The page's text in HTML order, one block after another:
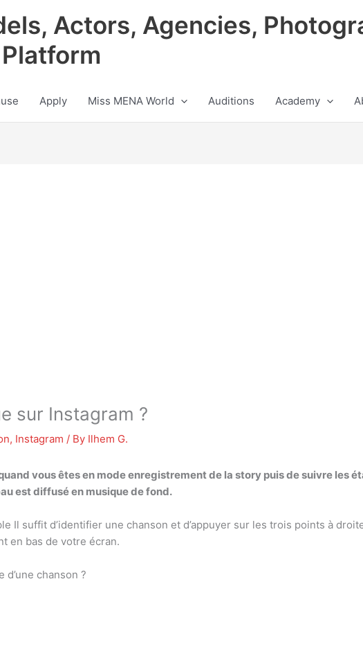
Actors, Agencies,
Apply Miss MENA World Auditions Academy
sur Instagram ?
, Instagram / By Ilhem G.
vous êtes en mode enregistrement de la story puis de suivre les
est diffusé en musique de fond.
Il suffit d’identifier une chanson et d’appuyer sur les trois points à
en bas de votre écran.
chanson ?